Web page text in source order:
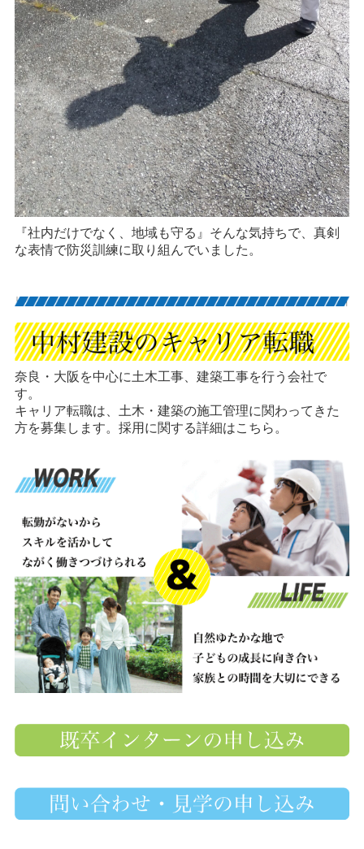
『社内だけでなく、地域も守る』そんな気持ちで、真剣
な表情で防災訓練に取り組んでいました。
奈良・大阪を中心に土木工事、建築工事を行う会社で
す。
キャリア転職は、土木・建築の施工管理に関わってきた
方を募集します。採用に関する詳細はこちら。